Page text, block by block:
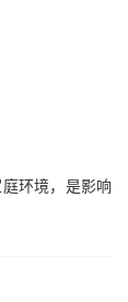
环境，是影响